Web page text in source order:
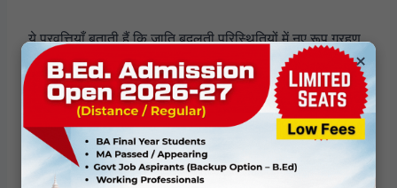
ये प्रवृत्तियाँ बताती हैं कि जाति बदलती परिस्थितियों में नए रूप ग्रहण
करती है; इसलिए मानव अधिकार रणनीतियों का निरंतर पुनर्विचार
आवश्यक है।
वैश्विक मानव अधिकार विमर्श और जाति
×